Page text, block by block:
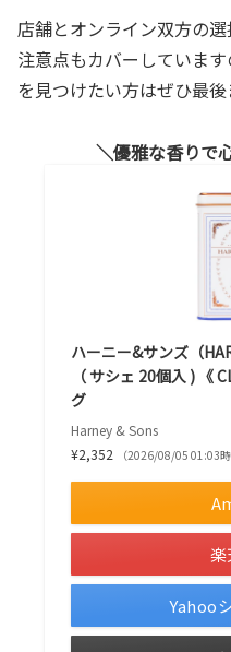
店舗とオンライン双方の
注意点もカバーしていま
を見つけたい方はぜひ最後
優雅な香りで
ハーニー&サンズ（
（ サシェ 20個入 ) 《
グ
Harney & Sons
¥2,352
（2026/08/05 01:03
楽
Yahoo